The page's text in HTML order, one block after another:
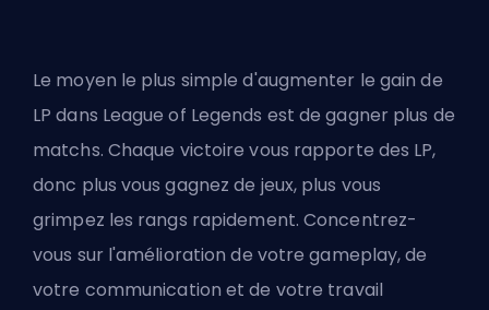
Le moyen le plus simple d'augmenter le gain de
LP dans League of Legends est de gagner plus de
matchs. Chaque victoire vous rapporte des LP,
donc plus vous gagnez de jeux, plus vous
grimpez les rangs rapidement. Concentrez-
vous sur l'amélioration de votre gameplay, de
votre communication et de votre travail